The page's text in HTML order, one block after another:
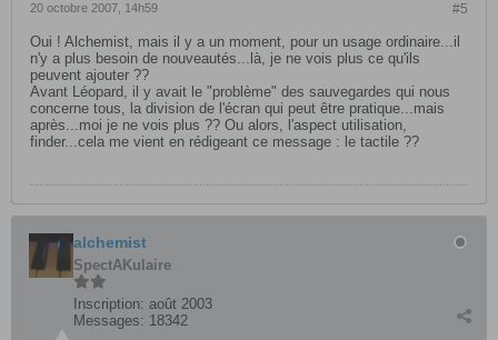
#5
20 octobre 2007, 14h59
Oui ! Alchemist, mais il y a un moment, pour un usage ordinaire...il
n'y a plus besoin de nouveautés...là, je ne vois plus ce qu'ils
peuvent ajouter ??
Avant Léopard, il y avait le "problème" des sauvegardes qui nous
concerne tous, la division de l'écran qui peut être pratique...mais
après...moi je ne vois plus ?? Ou alors, l'aspect utilisation,
finder...cela me vient en rédigeant ce message : le tactile ??
alchemist
SpectAKulaire
Inscription: août 2003
Messages: 18342